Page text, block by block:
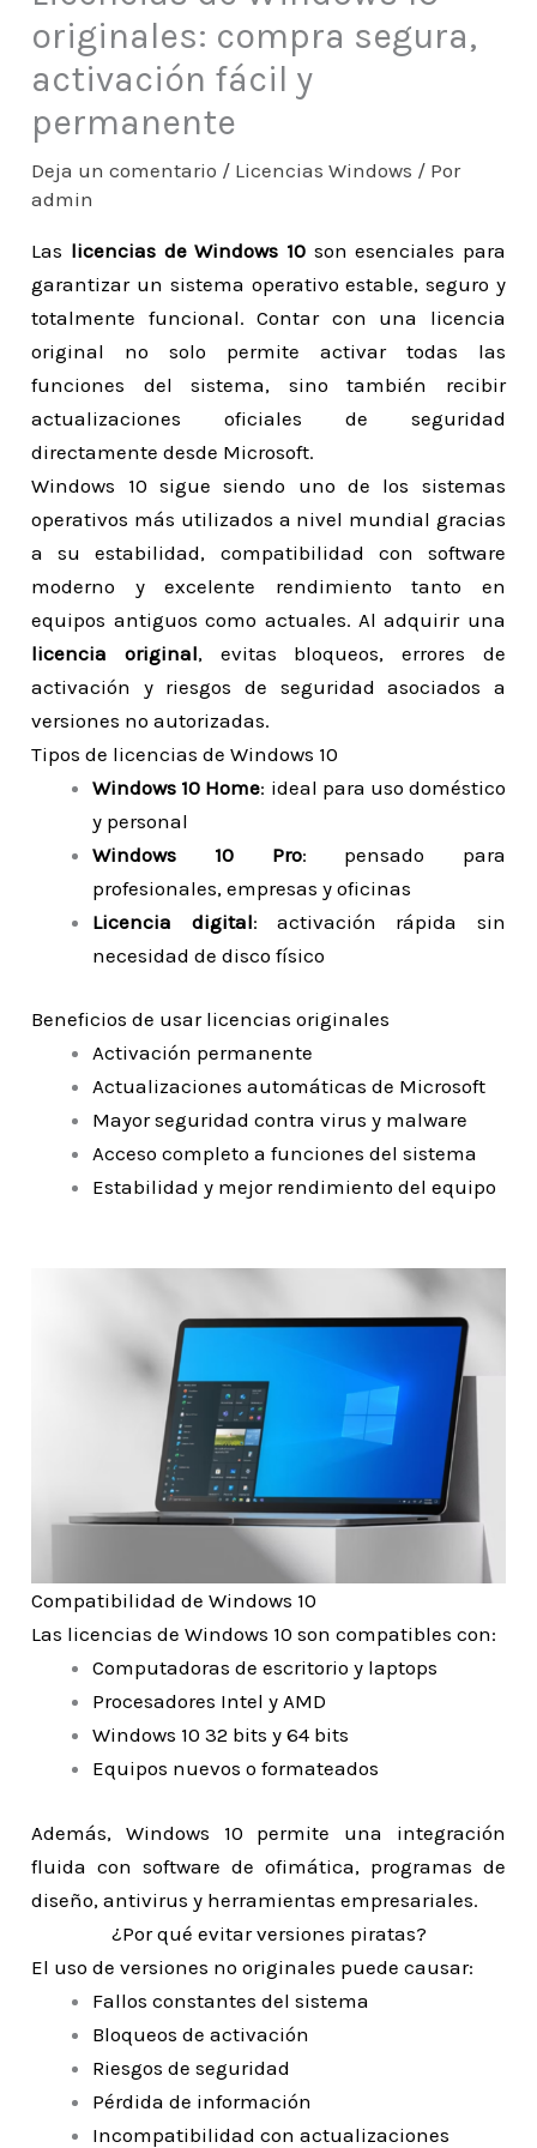
originales: compra segura,
activación fácil y
permanente
Deja un comentario / Licencias Windows / Por
admin
Las licencias de Windows 10son esenciales para
garantizar un sistema operativo estable, seguro y
totalmente funcional. Contar con una licencia
original no solo permite activar todas las
funciones del sistema, sino también recibir
actualizaciones oficiales de seguridad
directamente desde Microsoft.
Windows 10 sigue siendo uno de los sistemas
operativos más utilizados a nivel mundial gracias
a su estabilidad, compatibilidad con software
moderno y excelente rendimiento tanto en
equipos antiguos como actuales. Al adquirir una
licencia original, evitas bloqueos, errores de
activación y riesgos de seguridad asociados a
versiones no autorizadas.
Tipos de licencias de Windows 10
Windows 10 Home: ideal para uso doméstico
y personal
Windows 10 Pro: pensado para
profesionales, empresas y oficinas
Licencia digital: activación rápida sin
necesidad de disco físico
Beneficios de usar licencias originales
Activación permanente
Actualizaciones automáticas de Microsoft
Mayor seguridad contra virus y malware
Acceso completo a funciones del sistema
Estabilidad y mejor rendimiento del equipo
Compatibilidad de Windows 10
Las licencias de Windows 10 son compatibles con:
Computadoras de escritorio y laptops
Procesadores Intel y AMD
Windows 10 32 bits y 64 bits
Equipos nuevos o formateados
Además, Windows 10 permite una integración
fluida con software de ofimática, programas de
diseño, antivirus y herramientas empresariales.
¿Por qué evitar versiones piratas?
El uso de versiones no originales puede causar:
Fallos constantes del sistema
Bloqueos de activación
Riesgos de seguridad
Pérdida de información
Incompatibilidad con actualizaciones